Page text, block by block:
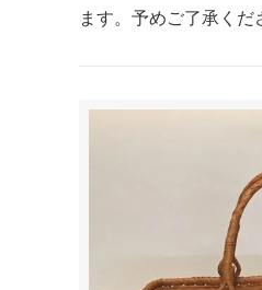
ます。予めご了承くだ